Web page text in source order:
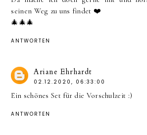
seinen Weg zu uns findet ❤️
🎄🎄🎄
ANTWORTEN
Ariane Ehrhardt
02.12.2020, 06:33:00
Ein schönes Set für die Vorschulzeit :)
ANTWORTEN